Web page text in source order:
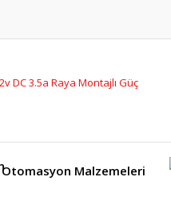
Otomasyon Malzemeleri